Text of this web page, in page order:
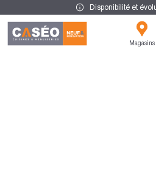
Disponibilité et
Magasins